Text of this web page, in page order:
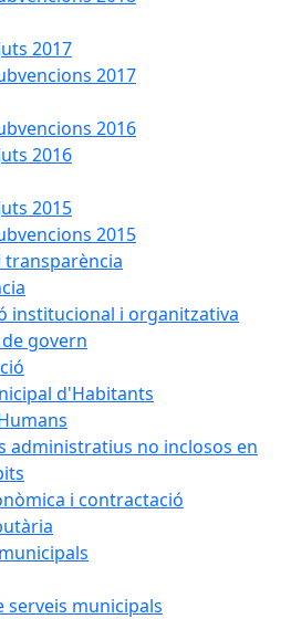
2017
2017
2016
2016
2015
2015
institucional i organitzativa
govern
d'Habitants
administratius no inclosos en
i contractació
serveis municipals